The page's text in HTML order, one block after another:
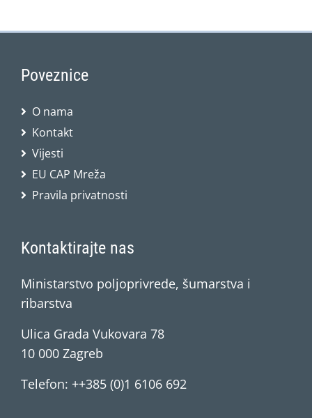
Poveznice
O nama
Kontakt
Vijesti
EU CAP Mreža
Pravila privatnosti
Kontaktirajte nas
Ministarstvo poljoprivrede, šumarstva i
ribarstva
Ulica Grada Vukovara 78
10 000 Zagreb
Telefon: ++385 (0)1 6106 692